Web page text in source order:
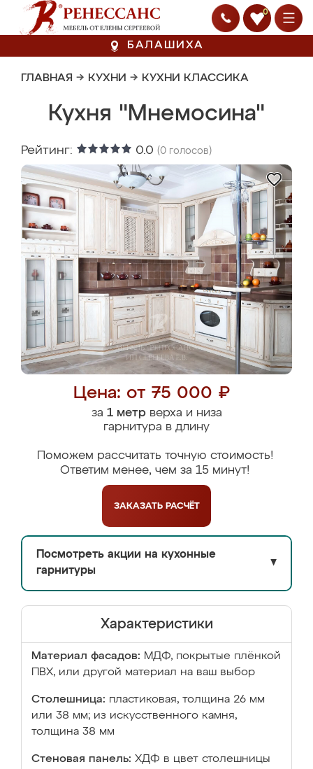
0
БАЛАШИХА
ГЛАВНАЯ → КУХНИ → КУХНИ КЛАССИКА
Кухня "Мнемосина"
Рейтинг: 0.0 (0 голосов)
Цена: от 75 000 ₽
за 1 метрверха и низа
гарнитура в длину
Поможем рассчитать точную стоимость!
Ответим менее, чем за 15 минут!
ЗАКАЗАТЬ РАСЧЁТ
Посмотреть акции на кухонные
гарнитуры
▼
Характеристики
Материал фасадов: МДФ, покрытые плёнкой
ПВХ, или другой материал на ваш выбор
Столешница: пластиковая, толщина 26 мм
или 38 мм; из искусственного камня,
толщина 38 мм
Стеновая панель: ХДФ в цвет столешницы